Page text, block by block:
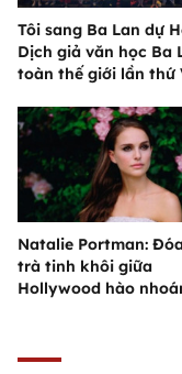
Tôi sang Ba Lan dự
Dịch giả văn học Ba
toàn thế giới lần thứ
Natalie Portman:
trà tinh khôi giữa
Hollywood hào